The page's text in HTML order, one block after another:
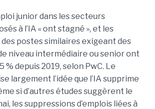
junior dans les secteurs
à l’IA « ont stagné », et les
postes similaires exigeant des
niveau intermédiaire ou senior ont
% depuis 2019, selon PwC. Le
largement l’idée que l’IA supprime
si d’autres études suggèrent le
les suppressions d’emplois liées à